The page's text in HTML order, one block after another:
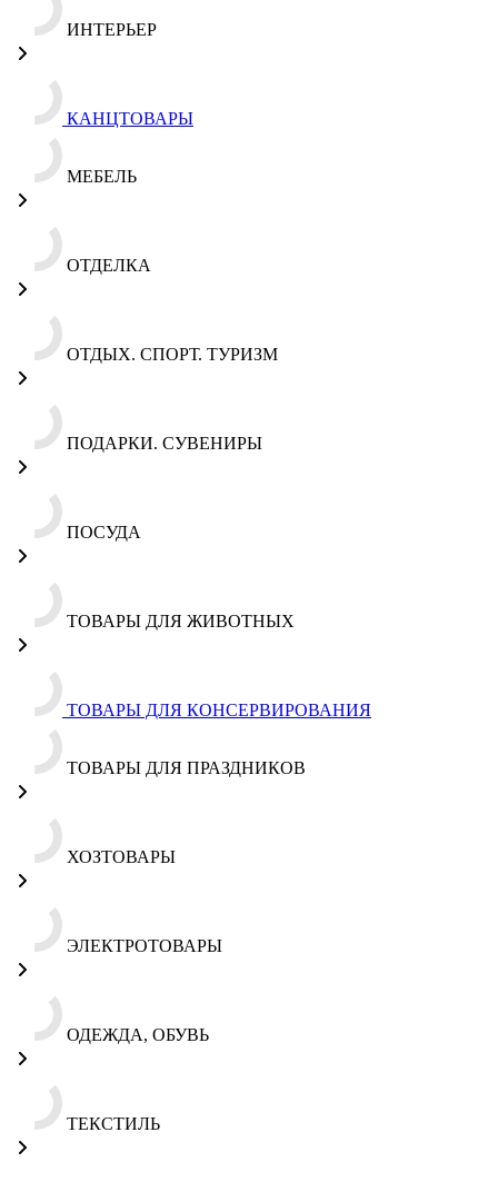
ИНТЕРЬЕР
КАНЦТОВАРЫ
МЕБЕЛЬ
ОТДЕЛКА
ОТДЫХ. СПОРТ. ТУРИЗМ
ПОДАРКИ. СУВЕНИРЫ
ПОСУДА
ТОВАРЫ ДЛЯ ЖИВОТНЫХ
ТОВАРЫ ДЛЯ КОНСЕРВИРОВАНИЯ
ТОВАРЫ ДЛЯ ПРАЗДНИКОВ
ХОЗТОВАРЫ
ЭЛЕКТРОТОВАРЫ
ОДЕЖДА, ОБУВЬ
ТЕКСТИЛЬ